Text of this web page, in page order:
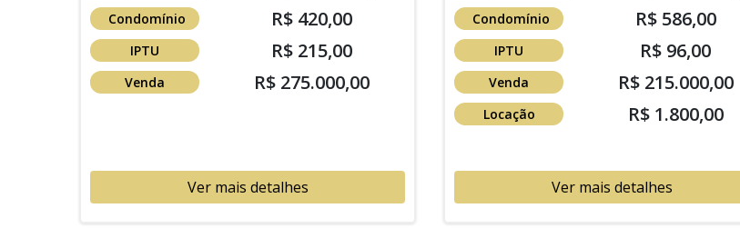
Condomínio R$ 420,00
IPTU R$ 215,00
Venda R$ 275.000,00
Ver mais detalhes
Condomínio R$ 586,00
IPTU R$ 96,00
Venda R$ 215.000,00
Locação R$ 1.800,00
Ver mais detalhes